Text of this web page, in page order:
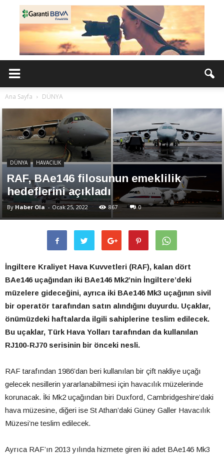
Ana Sayfa DÜNYA
DÜNYA HAVACILIK
RAF, BAe146 filosunun emeklilik
hedeflerini açıkladı
By Haber Ola - Ocak 25, 2022 867 0
İngiltere Kraliyet Hava Kuvvetleri (RAF), kalan dört
BAe146 uçağından iki BAe146 Mk2’nin İngiltere’deki
müzelere gideceğini, ayrıca iki BAe146 Mk3 uçağının sivil
bir operatör tarafından satın alındığını duyurdu. Uçaklar,
önümüzdeki haftalarda ilgili sahiplerine teslim edilecek.
Bu uçaklar, Türk Hava Yolları tarafından da kullanılan
RJ100-RJ70 serisinin bir önceki nesli.
RAF tarafından 1986’dan beri kullanılan bir çift nakliye uçağı
gelecek nesillerin yararlanabilmesi için havacılık müzelerinde
korunacak. İki Mk2 uçağından biri Duxford, Cambridgeshire’daki
hava müzesine, diğeri ise St Athan’daki Güney Galler Havacılık
Müzesi’ne teslim edilecek.
Ayrıca RAF’ın 2013 yılında hizmete giren iki adet BAe146 Mk3